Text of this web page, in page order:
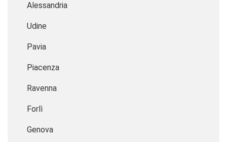
Alessandria
Udine
Pavia
Piacenza
Ravenna
Forlì
Genova